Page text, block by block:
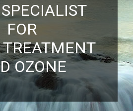
FOR
TREATMENT
OZONE